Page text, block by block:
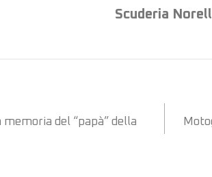
Scuderia
del “papà” della